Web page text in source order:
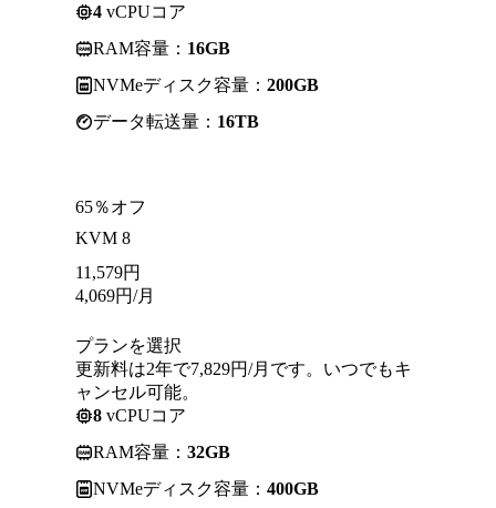
4 vCPUコア
RAM容量： 16GB
NVMeディスク容量： 200GB
データ転送量： 16TB
65％オフ
KVM 8
11,579円
4,069円/月
プランを選択
更新料は2年で7,829円/月です。いつでもキ
ャンセル可能。
8 vCPUコア
RAM容量： 32GB
NVMeディスク容量： 400GB